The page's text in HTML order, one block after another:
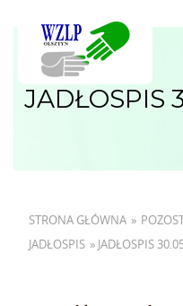
JADŁOSPIS
STRONA GŁÓWNA »
JADŁOSPIS » JADŁOSPIS